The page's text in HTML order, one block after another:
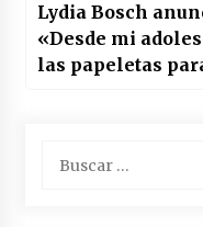
Lydia Bosch
«Desde mi
las papeletas